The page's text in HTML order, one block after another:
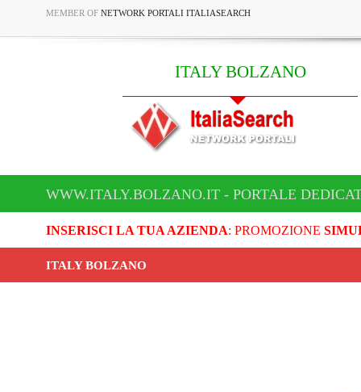
MEMBER OF NETWORK PORTALI ITALIASEARCH
ITALY BOLZANO
WWW.ITALY.BOLZANO.IT - PORTALE
INSERISCI LA TUA AZIENDA: PROMOZIONE
ITALY BOLZANO